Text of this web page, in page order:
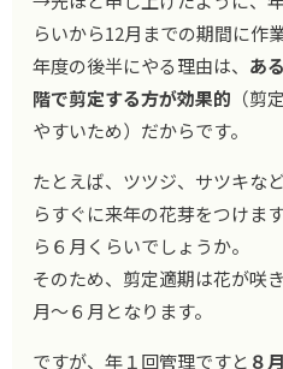
らいから12月までの期間に作
年度の後半にやる理由は、 あ
階で剪定する方が効果的 （剪
やすいため）だからです。
たとえば、ツツジ、サツキな
らすぐに来年の花芽をつけま
ら６月くらいでしょうか。
そのため、剪定適期は花が咲
月～６月となります。
ですが、年１回管理ですと ８